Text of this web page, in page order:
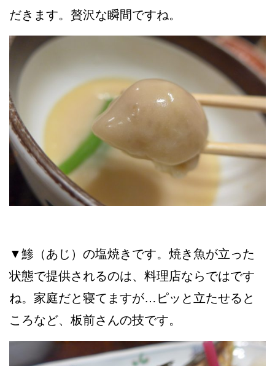
だきます。贅沢な瞬間ですね。
▼鯵（あじ）の塩焼きです。焼き魚が立った
状態で提供されるのは、料理店ならではです
ね。家庭だと寝てますが…ピッと立たせると
ころなど、板前さんの技です。